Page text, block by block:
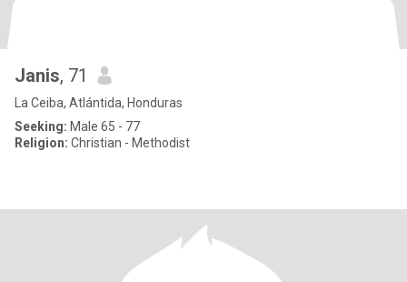
Janis, 71
La Ceiba, Atlántida, Honduras
Seeking: Male 65 - 77
Religion: Christian - Methodist